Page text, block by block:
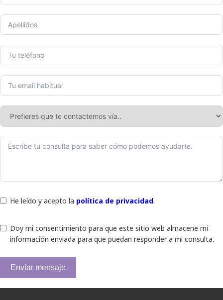
He leído y acepto la política de privacidad.
Doy mi consentimiento para que este sitio web almacene mi
información enviada para que puedan responder a mi consulta.
Enviar mensaje